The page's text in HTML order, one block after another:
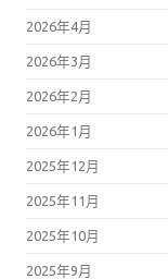
2026年4月
2026年3月
2026年2月
2026年1月
2025年12月
2025年11月
2025年10月
2025年9月